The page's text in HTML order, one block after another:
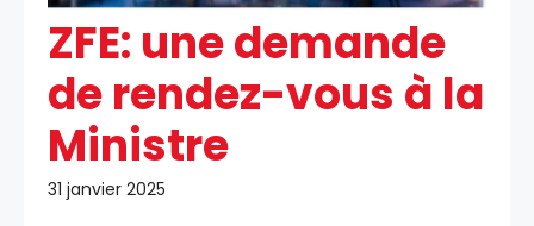
ZFE: une demande
de rendez-vous à la
Ministre
31 janvier 2025